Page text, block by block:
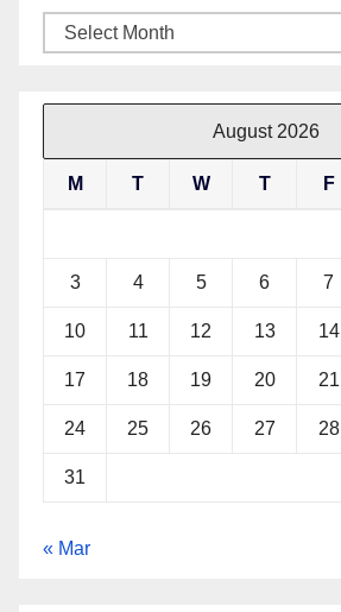
Archives
August 2026
M T W T F
3 4 5 6 7
10 11 12 13 14
17 18 19 20 21
24 25 26 27 28
31
« Mar